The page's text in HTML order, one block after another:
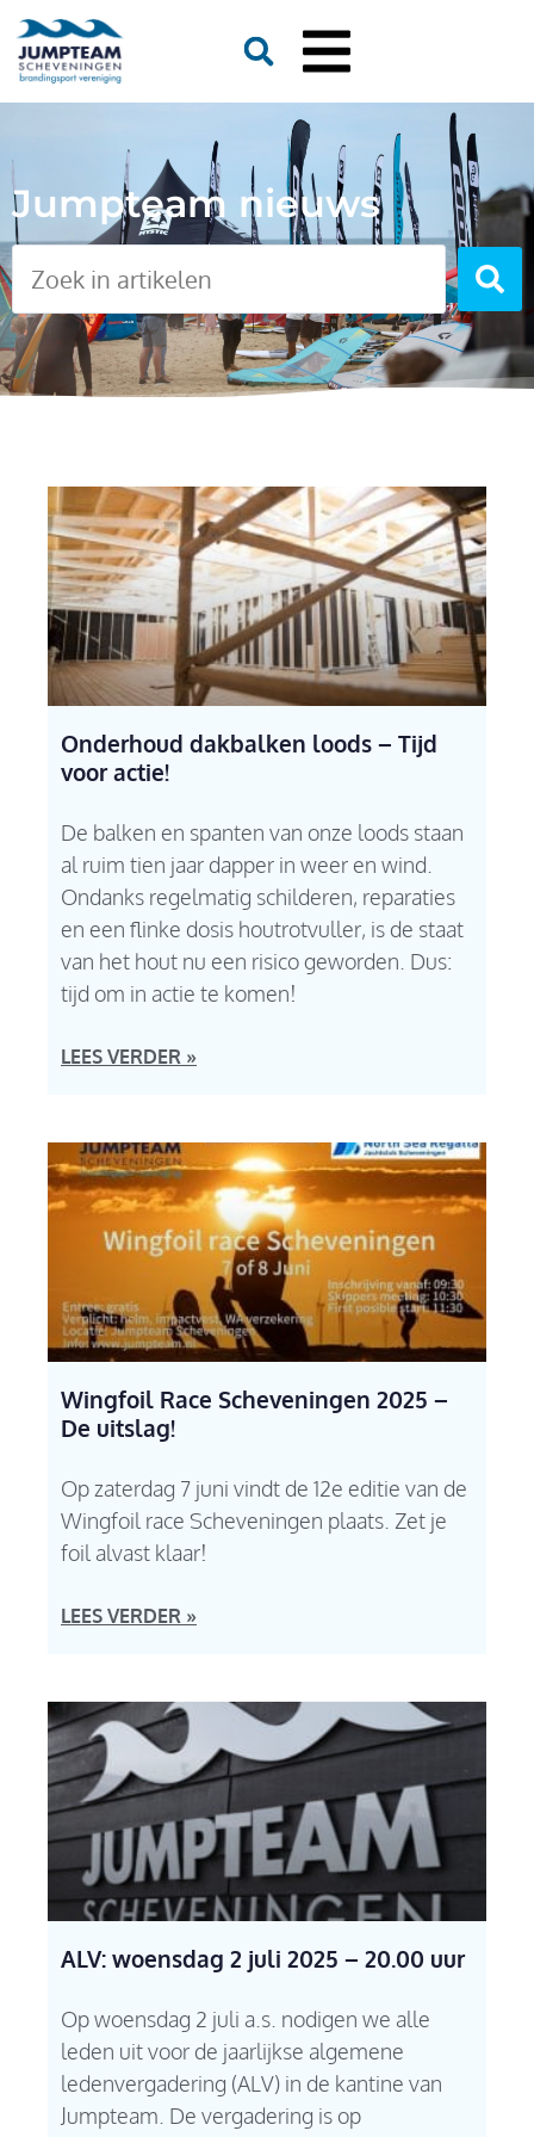
Jumpteam nieuws
Onderhoud dakbalken loods – Tijd
voor actie!
De balken en spanten van onze loods staan
al ruim tien jaar dapper in weer en wind.
Ondanks regelmatig schilderen, reparaties
en een flinke dosis houtrotvuller, is de staat
van het hout nu een risico geworden. Dus:
tijd om in actie te komen!
LEES VERDER »
Wingfoil Race Scheveningen 2025 –
De uitslag!
Op zaterdag 7 juni vindt de 12e editie van de
Wingfoil race Scheveningen plaats. Zet je
foil alvast klaar!
LEES VERDER »
ALV: woensdag 2 juli 2025 – 20.00 uur
Op woensdag 2 juli a.s. nodigen we alle
leden uit voor de jaarlijkse algemene
ledenvergadering (ALV) in de kantine van
Jumpteam. De vergadering is op